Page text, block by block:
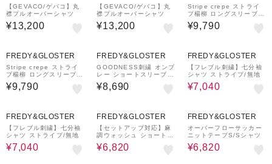
【GEVACO/ゲバコ】丸
襟プルオーバーシャツ
¥13,200
【GEVACO/ゲバコ】丸
襟プルオーバーシャツ
¥13,200
Stripe crepe ストライ
プ楊柳 ロングスリーブオ
ーバーサイズシャツ
¥9,790
FREDY&GLOSTER
Stripe crepe ストライ
プ楊柳 ロングスリーブオ
ーバーサイズシャツ
¥9,790
FREDY&GLOSTER
GOODNESS刺繍 オンブ
レー ショートスリーブシ
ャツ
¥8,690
FREDY&GLOSTER
【フレブル刺繍】七分袖
シャツ ストライプ/無地
¥7,040
FREDY&GLOSTER
【フレブル刺繍】七分袖
シャツ ストライプ/無地
¥7,040
FREDY&GLOSTER
【セットアップ対応】麻
調ウォッシュ ショートス
リーブシャツ
¥6,820
FREDY&GLOSTER
オーバーフローサッカー
ニットテープS/Sシャツ
¥6,820